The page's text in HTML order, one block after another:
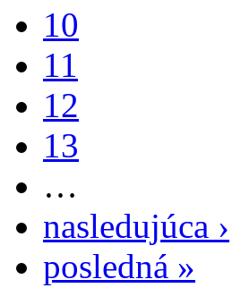
10
11
12
13
…
nasledujúca ›
posledná »